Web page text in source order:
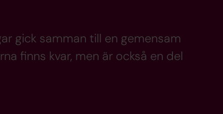
gick samman till en gemensam
finns kvar, men är också en del